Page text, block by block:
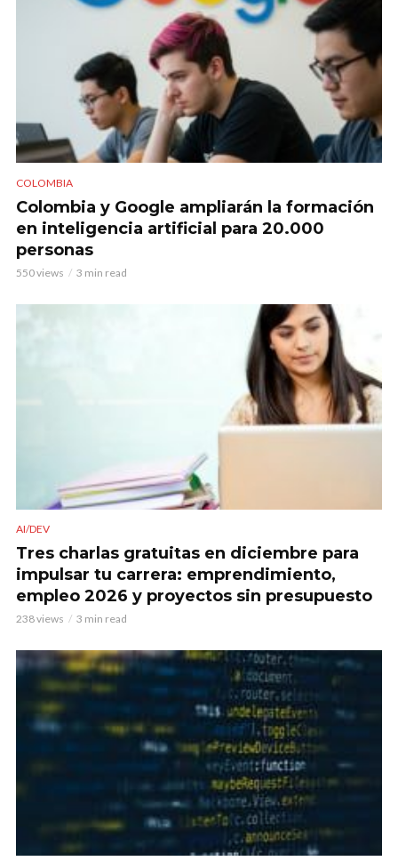
COLOMBIA
Colombia y Google ampliarán la formación
en inteligencia artificial para 20.000
personas
550 views 3 min read
AI/DEV
Tres charlas gratuitas en diciembre para
impulsar tu carrera: emprendimiento,
empleo 2026 y proyectos sin presupuesto
238 views 3 min read